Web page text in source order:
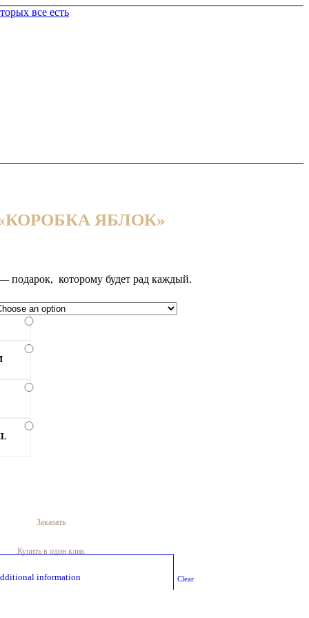
«КОРОБКА ЯБЛОК»
подарок, которому будет рад каждый.
Clear
Заказать
Купить в один клик